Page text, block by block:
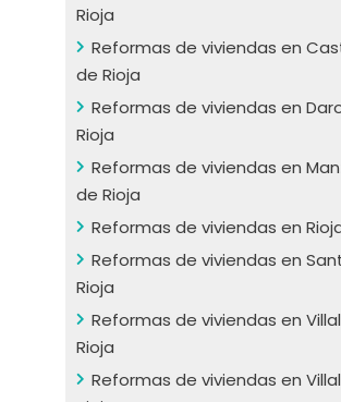
Rioja
Reformas de viviendas en
de Rioja
Reformas de viviendas en
Rioja
Reformas de viviendas en
de Rioja
Reformas de viviendas en
Reformas de viviendas en
Rioja
Reformas de viviendas en
Rioja
Reformas de viviendas en